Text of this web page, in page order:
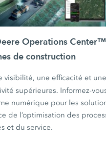
Operations
de construction
visibilité, une efficacité et une
supérieures. Informez-
numérique pour les
de l’optimisation des
et du service.